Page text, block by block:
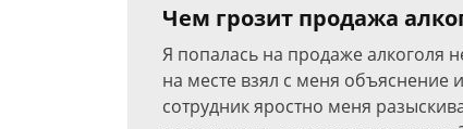
Чем грозит продажа
Я попалась на продаже алкоголя
на месте взял с меня объяснение
сотрудник яростно меня